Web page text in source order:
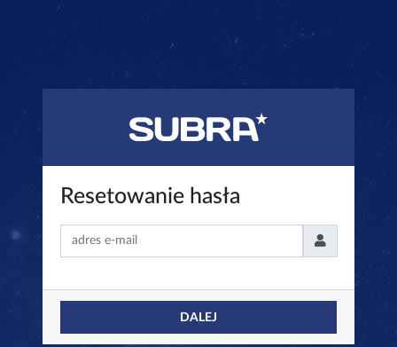
Resetowanie hasła
DALEJ